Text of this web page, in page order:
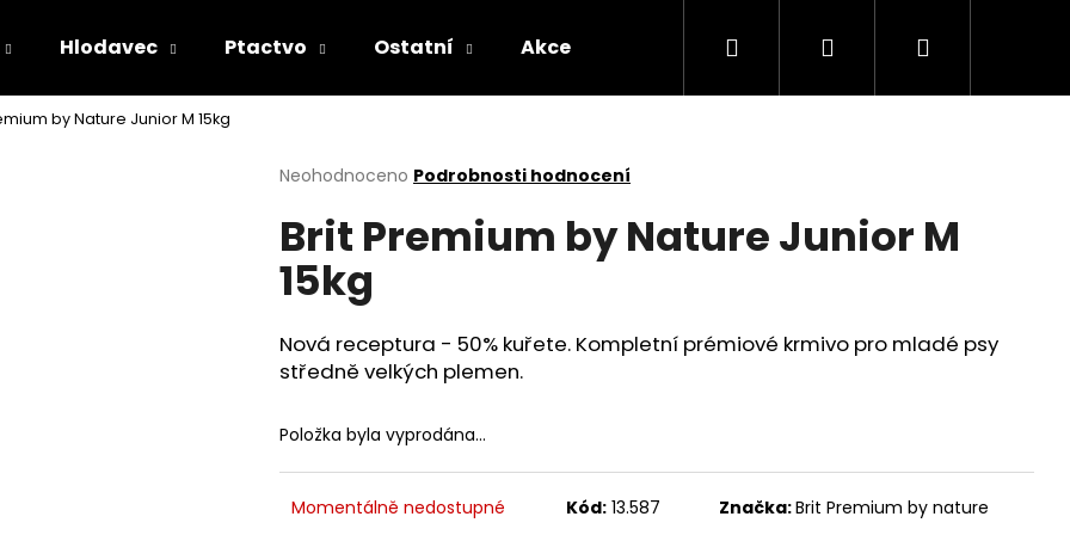
Hlodavec Ptactvo Ostatní Akce Kontakty
Hledat PřihlášeníNákupní
by Nature Junior M 15kg
Průměrné
produktu
je
0,0
hvězdiček.
Neohodnoceno Podrobnosti hodnocení
Brit Premium by Nature Junior M
15kg
Nová receptura - 50% kuřete. Kompletní prémiové krmivo pro mladé psy
středně velkých plemen.
Položka byla vyprodána…
Momentálně nedostupné Kód: 13.587 Značka:Brit Premium by nature
Co potřebujete najít?
HLEDAT
Následující